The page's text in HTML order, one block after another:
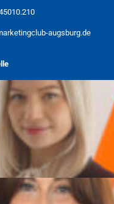
augsburg.de
TAMARA WEBER